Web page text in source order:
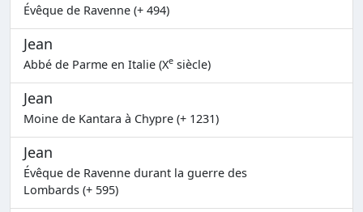
Évêque de Ravenne (+ 494)
Jean
Abbé de Parme en Italie (Xe siècle)
Jean
Moine de Kantara à Chypre (+ 1231)
Jean
Évêque de Ravenne durant la guerre des
Lombards (+ 595)